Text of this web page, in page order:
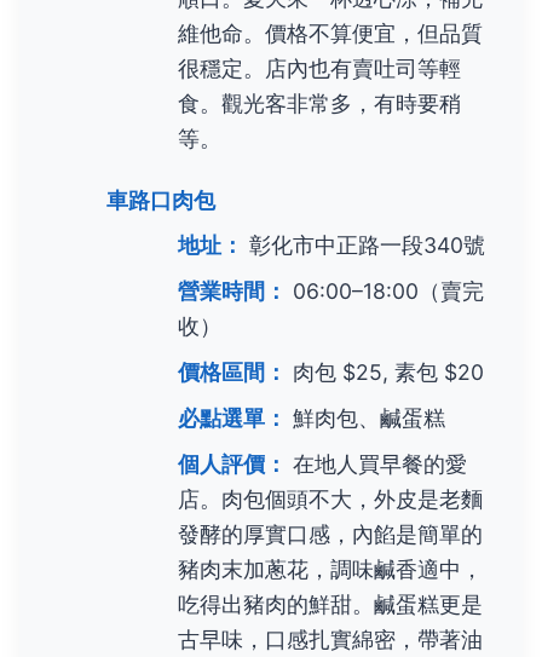
維他命。價格不算便宜，但品質
很穩定。店內也有賣吐司等輕
食。觀光客非常多，有時要稍
等。
車路口肉包
地址： 彰化市中正路一段340號
營業時間：
06:00–18:00（賣完
收）
價格區間：
肉包 $25, 素包 $20
必點選單： 鮮肉包、鹹蛋糕
個人評價： 在地人買早餐的愛
店。肉包個頭不大，外皮是老麵
發酵的厚實口感，內餡是簡單的
豬肉末加蔥花，調味鹹香適中，
吃得出豬肉的鮮甜。鹹蛋糕更是
古早味，口感扎實綿密，帶著油